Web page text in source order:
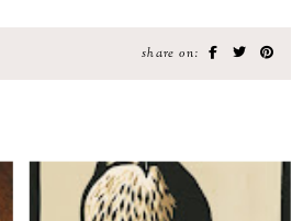
share on: